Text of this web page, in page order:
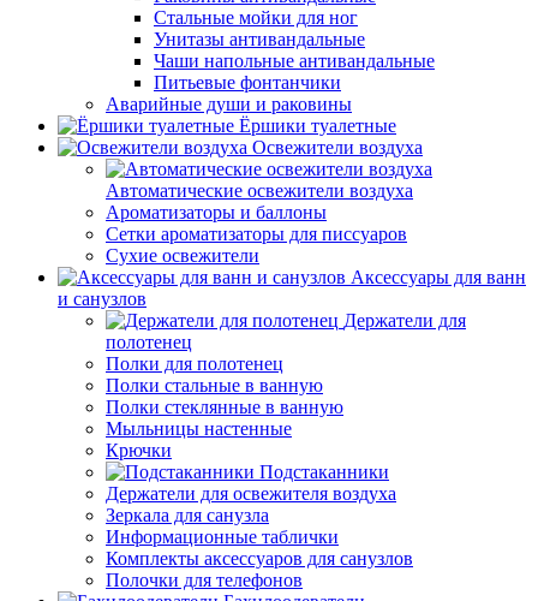
Стальные мойки для ног
Унитазы антивандальные
Чаши напольные антивандальные
Питьевые фонтанчики
Аварийные души и раковины
Ёршики туалетные
Освежители воздуха
Автоматические освежители воздуха
Ароматизаторы и баллоны
Сетки ароматизаторы для писсуаров
Сухие освежители
Аксессуары для ванн
и санузлов
Держатели для
полотенец
Полки для полотенец
Полки стальные в ванную
Полки стеклянные в ванную
Мыльницы настенные
Крючки
Подстаканники
Держатели для освежителя воздуха
Зеркала для санузла
Информационные таблички
Комплекты аксессуаров для санузлов
Полочки для телефонов